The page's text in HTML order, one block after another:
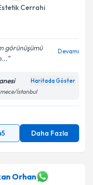
Cerrahi
görünüşümü
Devamı
Haritada Göster
İstanbul
Daha Fazla
Orhan